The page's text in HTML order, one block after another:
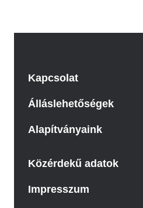
Kapcsolat
Álláslehetőségek
Alapítványaink
Közérdekű adatok
Impresszum